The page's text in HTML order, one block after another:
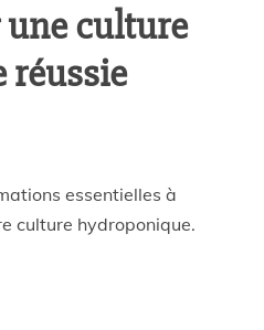
culture
réussie
essentielles à
culture hydroponique.